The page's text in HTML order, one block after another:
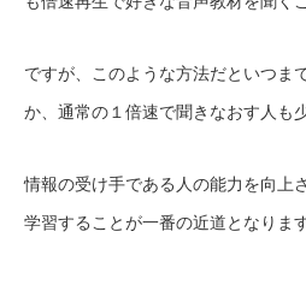
ですが、このような方法だといつま
か、通常の１倍速で聞きなおす人も
情報の受け手である人の能力を向上
学習することが一番の近道となります